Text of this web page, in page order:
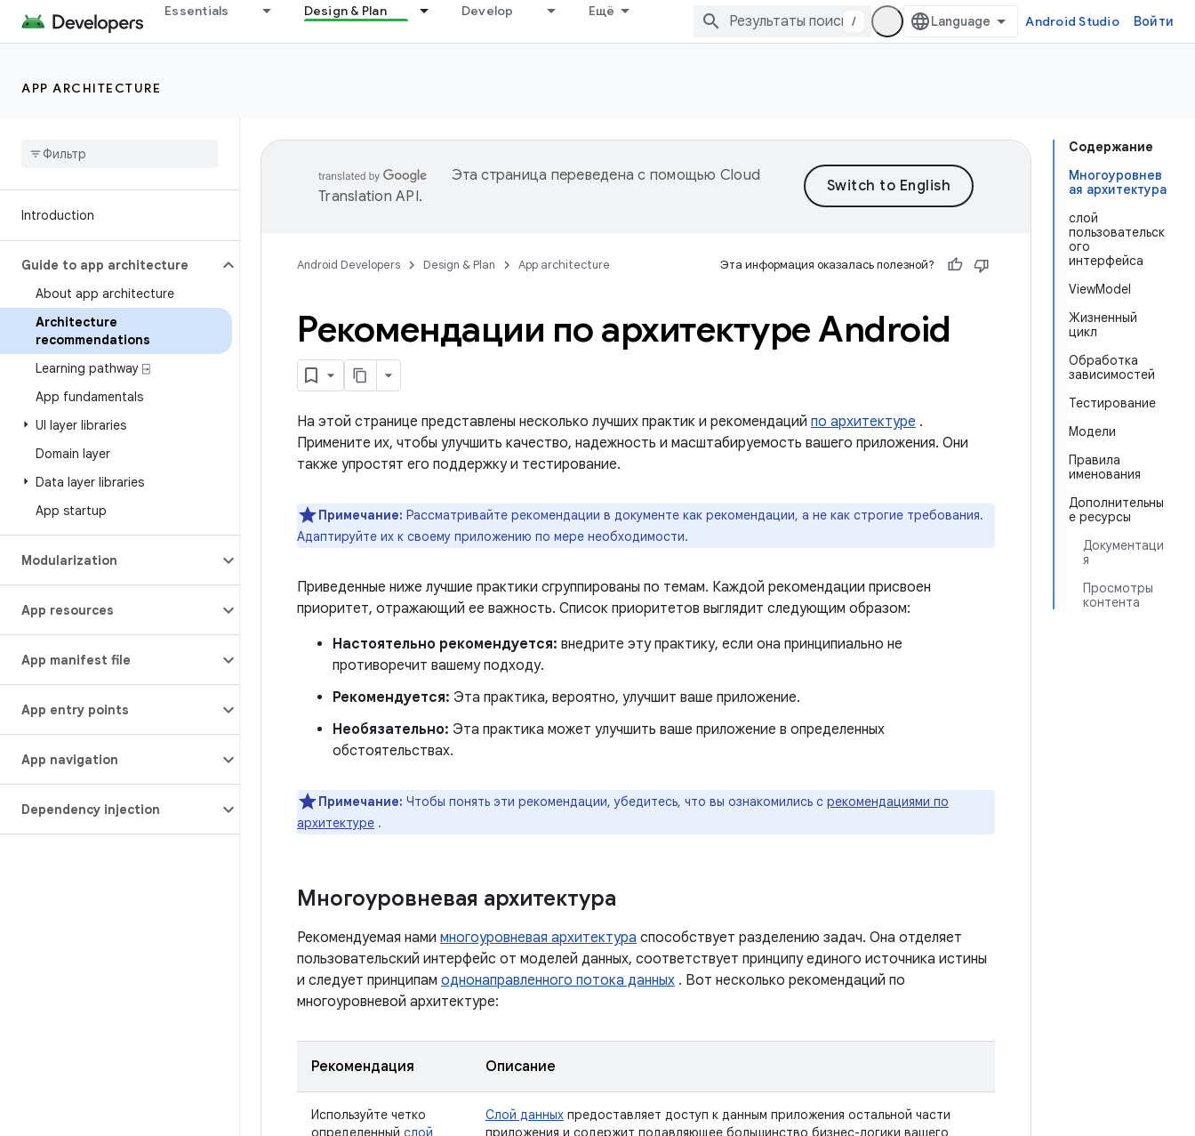
Essentials Design & Plan Develop Ещё
/ Android Studio Войти
APP ARCHITECTURE
Introduction
Guide to app architecture
About app architecture
Architecture
recommendations
Learning pathway ⍈
App fundamentals
UI layer libraries
Domain layer
Data layer libraries
App startup
Modularization
App resources
App manifest file
App entry points
App navigation
Dependency injection
Содержание
Многоуровнев
ая архитектура
слой
пользовательск
ого
интерфейса
ViewModel
Жизненный
цикл
Обработка
зависимостей
Тестирование
Модели
Правила
именования
Дополнительны
е ресурсы
Документаци
я
Просмотры
контента
Эта страница переведена с помощью Cloud
Translation API.
Android Developers Design & Plan App architecture Эта информация оказалась полезной?
Рекомендации по архитектуре Android
На этой странице представлены несколько лучших практик и рекомендаций по архитектуре .
Примените их, чтобы улучшить качество, надежность и масштабируемость вашего приложения. Они
также упростят его поддержку и тестирование.
Примечание: Рассматривайте рекомендации в документе как рекомендации, а не как строгие требования.
Адаптируйте их к своему приложению по мере необходимости.
Приведенные ниже лучшие практики сгруппированы по темам. Каждой рекомендации присвоен
приоритет, отражающий ее важность. Список приоритетов выглядит следующим образом:
Настоятельно рекомендуется: внедрите эту практику, если она принципиально не
противоречит вашему подходу.
Рекомендуется: Эта практика, вероятно, улучшит ваше приложение.
Необязательно: Эта практика может улучшить ваше приложение в определенных
обстоятельствах.
Примечание: Чтобы понять эти рекомендации, убедитесь, что вы ознакомились с рекомендациями по
архитектуре .
Многоуровневая архитектура
Рекомендуемая нами многоуровневая архитектура способствует разделению задач. Она отделяет
пользовательский интерфейс от моделей данных, соответствует принципу единого источника истины
и следует принципам однонаправленного потока данных . Вот несколько рекомендаций по
многоуровневой архитектуре:
Рекомендация Описание
Используйте четко
определенный слой
Слой данных предоставляет доступ к данным приложения остальной части
приложения и содержит подавляющее большинство бизнес-логики вашего